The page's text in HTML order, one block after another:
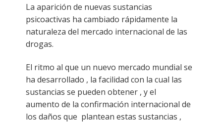
La aparición de nuevas sustancias
psicoactivas ha cambiado rápidamente la
naturaleza del mercado internacional de las
drogas.
El ritmo al que un nuevo mercado mundial se
ha desarrollado , la facilidad con la cual las
sustancias se pueden obtener , y el
aumento de la confirmación internacional de
los daños que plantean estas sustancias ,